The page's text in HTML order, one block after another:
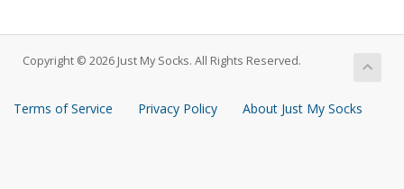
Copyright © 2026 Just My Socks. All Rights Reserved.
Terms of Service Privacy Policy About Just My Socks